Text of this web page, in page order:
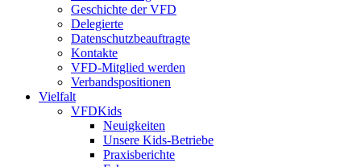
Geschichte der VFD
Delegierte
Datenschutzbeauftragte
Kontakte
VFD-Mitglied werden
Verbandspositionen
Vielfalt
VFDKids
Neuigkeiten
Unsere Kids-Betriebe
Praxisberichte